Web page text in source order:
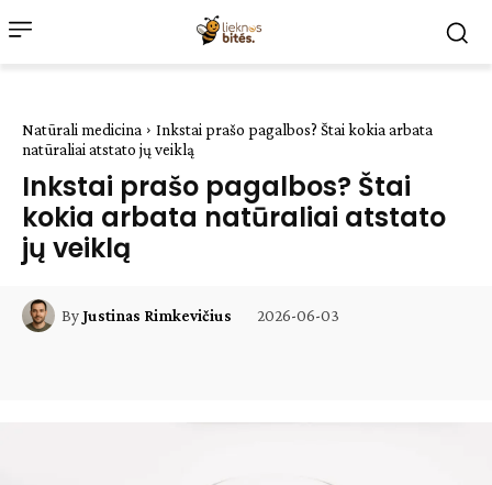
Natūrali medicina
Inkstai prašo pagalbos? Štai kokia arbata
natūraliai atstato jų veiklą
Inkstai prašo pagalbos? Štai
kokia arbata natūraliai atstato
jų veiklą
ByJustinas Rimkevičius 2026-06-03